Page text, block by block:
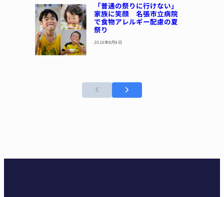
「普通の祭りに行けない」
家族に笑顔 名張市立病院
で食物アレルギー配慮の夏
祭り
2026年8月8日